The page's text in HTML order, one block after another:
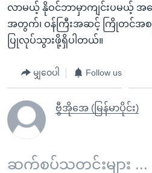
လာမယ့် နိုဝင်ဘာမှာကျင်းပမယ့် အ
အတွက်၊ ဝန်ကြီးအဆင့် ကြိုတင်အ
ပြုလုပ်သွားဖို့ရှိပါတယ်။
မျှဝေပါ Follow us
ဗွီအိုအေ (မြန်မာပိုင်း)
ဆက်စပ်သတင်းများ ...